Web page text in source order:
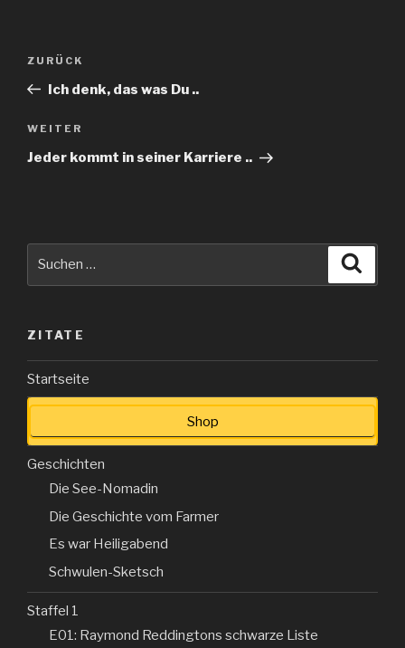
Beitragsnavigation
Vorheriger
Beitrag
ZURÜCK
Ich denk, das was Du ..
Nächster
Beitrag
WEITER
Jeder kommt in seiner Karriere ..
ZITATE
Startseite
Shop
Geschichten
Die See-Nomadin
Die Geschichte vom Farmer
Es war Heiligabend
Schwulen-Sketsch
Staffel 1
E01: Raymond Reddingtons schwarze Liste